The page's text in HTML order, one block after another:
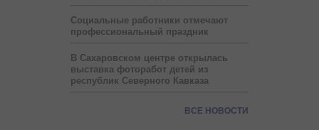
Социальные работники отмечают
профессиональный праздник
В Сахаровском центре открылась
выставка фоторабот детей из
республик Северного Кавказа
ВСЕ НОВОСТИ